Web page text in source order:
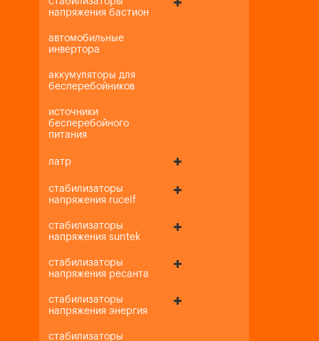
напряжения бастион
автомобильные
инвертора
аккумуляторы для
бесперебойников
источники
бесперебойного
питания
латр
стабилизаторы
напряжения rucelf
стабилизаторы
напряжения suntek
стабилизаторы
напряжения ресанта
стабилизаторы
напряжения энергия
стабилизаторы